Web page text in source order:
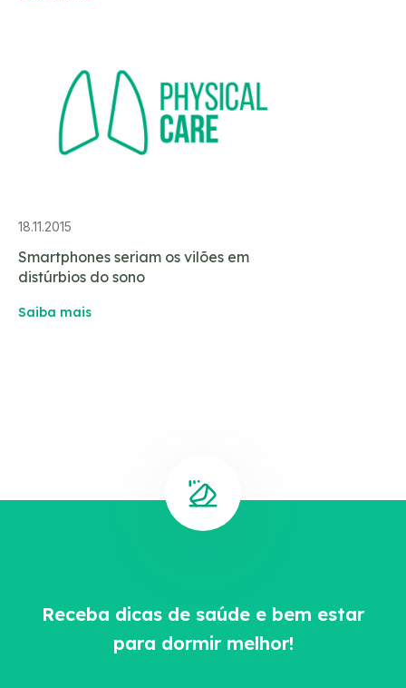
18.11.2015
Smartphones seriam os vilões em
distúrbios do sono
Saiba mais
Receba dicas de saúde e bem estar
para dormir melhor!